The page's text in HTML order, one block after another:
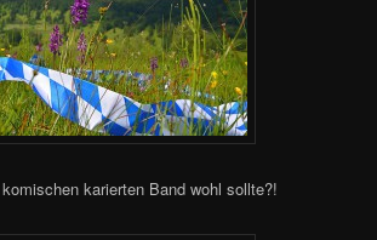
karierten Band wohl sollte?!